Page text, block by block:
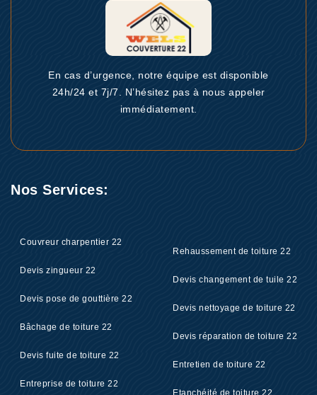
En cas d’urgence, notre équipe est disponible
24h/24 et 7j/7. N’hésitez pas à nous appeler
immédiatement.
Nos Services:
Couvreur charpentier 22
Devis zingueur 22
Devis pose de gouttière 22
Bâchage de toiture 22
Devis fuite de toiture 22
Entreprise de toiture 22
Rehaussement de toiture 22
Devis changement de tuile 22
Devis nettoyage de toiture 22
Devis réparation de toiture 22
Entretien de toiture 22
Etanchéité de toiture 22